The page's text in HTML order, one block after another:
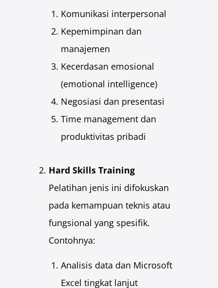
Komunikasi interpersonal
Kepemimpinan dan
manajemen
Kecerdasan emosional
(emotional intelligence)
Negosiasi dan presentasi
Time management dan
produktivitas pribadi
Hard Skills Training
Pelatihan jenis ini difokuskan
pada kemampuan teknis atau
fungsional yang spesifik.
Contohnya:
Analisis data dan Microsoft
Excel tingkat lanjut